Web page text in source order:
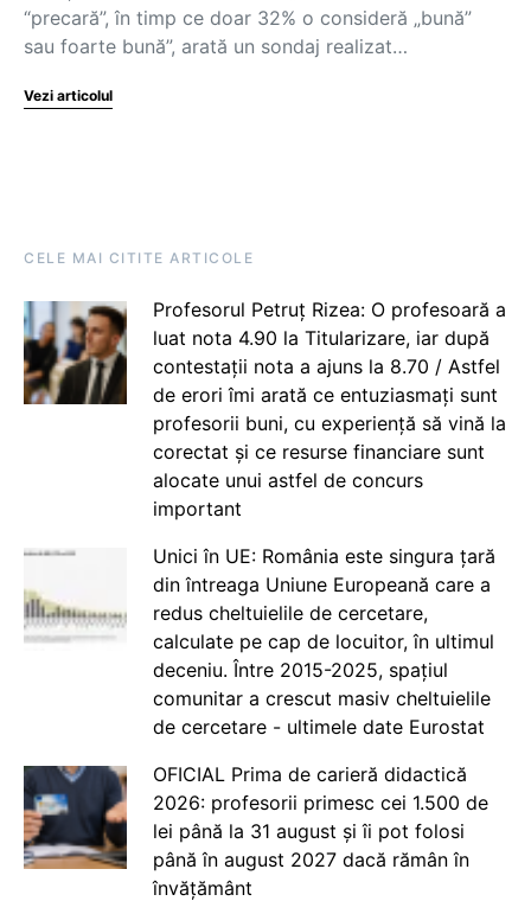
“precară”, în timp ce doar 32% o consideră „bună”
sau foarte bună”, arată un sondaj realizat…
Vezi articolul
CELE MAI CITITE ARTICOLE
Profesorul Petruț Rizea: O profesoară a
luat nota 4.90 la Titularizare, iar după
contestații nota a ajuns la 8.70 / Astfel
de erori îmi arată ce entuziasmați sunt
profesorii buni, cu experiență să vină la
corectat și ce resurse financiare sunt
alocate unui astfel de concurs
important
Unici în UE: România este singura țară
din întreaga Uniune Europeană care a
redus cheltuielile de cercetare,
calculate pe cap de locuitor, în ultimul
deceniu. Între 2015-2025, spațiul
comunitar a crescut masiv cheltuielile
de cercetare - ultimele date Eurostat
OFICIAL Prima de carieră didactică
2026: profesorii primesc cei 1.500 de
lei până la 31 august și îi pot folosi
până în august 2027 dacă rămân în
învățământ